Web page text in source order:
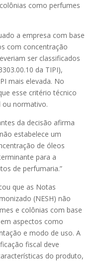
como perfumes
a empresa com base
com concentração
ser classificados
da TIPI),
mais elevada. No
esse critério técnico
ou normativo.
da decisão afirma
estabelece um
de óleos
para a
de perfumaria.”
que as Notas
(NESH) não
e colônias com base
aspectos como
e modo de uso. A
fiscal deve
do produto,